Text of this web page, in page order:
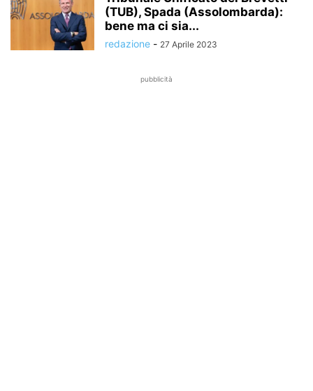
(TUB), Spada (Assolombarda):
bene ma ci sia...
redazione - 27 Aprile 2023
pubblicità